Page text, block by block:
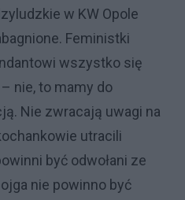
w KW Opole
Feministki
wszystko się
nie, to mamy do
Nie zwracają uwagi na
utracili
być odwołani ze
nie powinno być